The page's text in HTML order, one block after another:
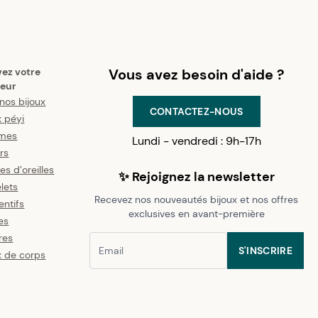
votre
bijoux
péyi
d’oreilles
de corps
Vous avez besoin d'aide ?
CONTACTEZ-NOUS
Lundi - vendredi : 9h-17h
✨ Rejoignez la newsletter
Recevez nos nouveautés bijoux et nos offres
exclusives en avant-première
S'INSCRIRE